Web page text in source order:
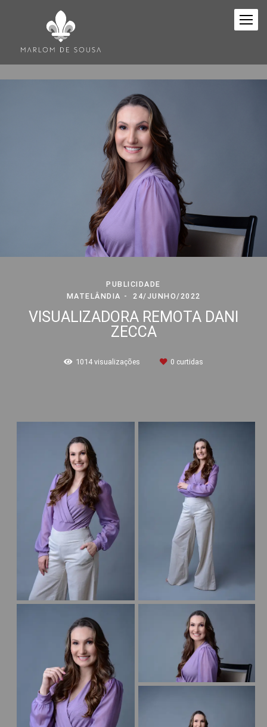
PUBLICIDADE
MATELÂNDIA
24/JUNHO/2022
VISUALIZADORA REMOTA DANI
ZECCA
1014 visualizações 0 curtidas